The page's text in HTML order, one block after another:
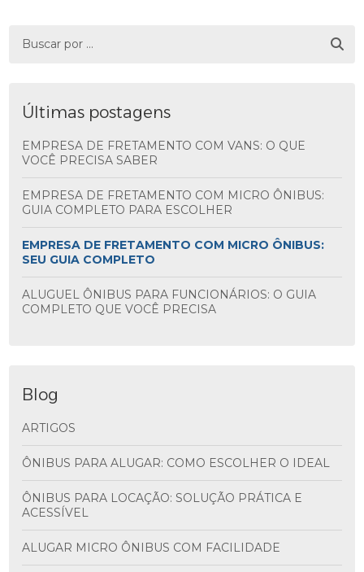
Últimas postagens
EMPRESA DE FRETAMENTO COM VANS: O QUE
VOCÊ PRECISA SABER
EMPRESA DE FRETAMENTO COM MICRO ÔNIBUS:
GUIA COMPLETO PARA ESCOLHER
EMPRESA DE FRETAMENTO COM MICRO ÔNIBUS:
SEU GUIA COMPLETO
ALUGUEL ÔNIBUS PARA FUNCIONÁRIOS: O GUIA
COMPLETO QUE VOCÊ PRECISA
Blog
ARTIGOS
ÔNIBUS PARA ALUGAR: COMO ESCOLHER O IDEAL
ÔNIBUS PARA LOCAÇÃO: SOLUÇÃO PRÁTICA E
ACESSÍVEL
ALUGAR MICRO ÔNIBUS COM FACILIDADE